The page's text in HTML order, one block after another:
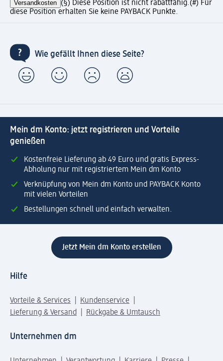
Versandkosten (§) Diese Position ist nicht rabattfähig.(#) Für
diese Position erhalten Sie keine PAYBACK Punkte.
Wie gefällt Ihnen diese Seite?
Mein dm Konto: jetzt registrieren und Vorteile
genießen
Kostenfreie Lieferung ab 49 Euro und gratis Express-
Abholung nur mit registriertem Mein dm Konto
Verknüpfung von Mein dm Konto und PAYBACK Konto
mit vielen Vorteilen
Bestellungen schnell und einfach verwalten.
Jetzt Mein dm Konto erstellen
Hilfe
Vorteile & Services
Kundenservice
Lieferung & Versand
Rückgabe & Umtausch
Unternehmen dm